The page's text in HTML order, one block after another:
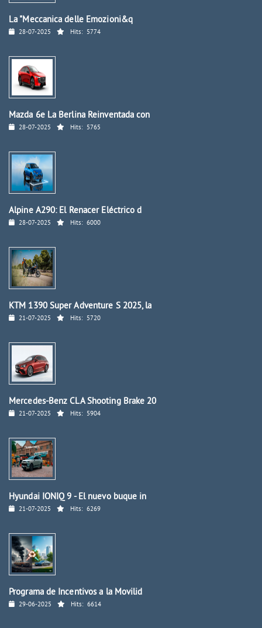
La "Meccanica delle Emozioni&q
28-07-2025 Hits: 5774
Mazda 6e La Berlina Reinventada con
28-07-2025 Hits: 5765
Alpine A290: El Renacer Eléctrico d
28-07-2025 Hits: 6000
KTM 1390 Super Adventure S 2025, la
21-07-2025 Hits: 5720
Mercedes-Benz CLA Shooting Brake 20
21-07-2025 Hits: 5904
Hyundai IONIQ 9 - El nuevo buque in
21-07-2025 Hits: 6269
Programa de Incentivos a la Movilid
29-06-2025 Hits: 6614